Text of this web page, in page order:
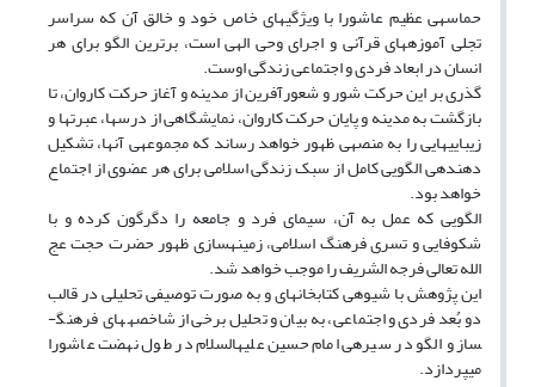
حماسه­ی عظیم عاشورا با ویژگی­های خاص خود و خالق آن که سراسر
تجلی آموزه­­های قرآنی و اجرای وحی الهی است، برترین الگو برای هر
انسان در ابعاد فردی و اجتماعی زندگی اوست.
گذری بر این حرکت شور و شعورآفرین از مدینه و آغاز حرکت کاروان، تا
بازگشت به مدینه و پایان حرکت کاروان، نمایشگاهی از درس­ها، عبرت­ها و
زیبایی­هایی را به منصه­ی ظهور خواهد رساند که مجموعه­ی آن­ها، تشکیل
دهنده­ی الگویی کامل از سبک زندگی اسلامی برای هر عضوی از اجتماع
خواهد بود.
الگویی که عمل به آن، سیمای فرد و جامعه را دگرگون کرده و با
شکوفایی و تسری فرهنگ اسلامی، زمینه­سازی ظهور حضرت حجت عج
الله تعالی فرجه الشریف را موجب خواهد شد.
این پژوهش با شیوه­ی کتابخانه­ای و به صورت توصیفی تحلیلی در قالب
دو بُعد فردی و اجتماعی، به بیان و تحلیل برخی از شاخصه­های فرهنگ­
ساز و الگو در سیره­ی امام حسین علیه­السلام در طول نهضت عاشورا
می­پردازد.